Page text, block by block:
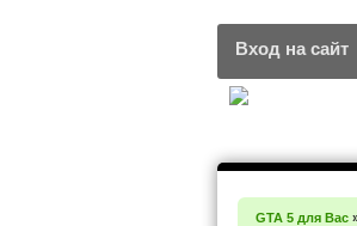
Вход на сайт
GTA 5 для Вас